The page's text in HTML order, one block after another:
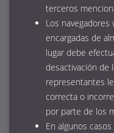
terceros
Los
encargadas de
lugar debe
desactivación de
representantes
correcta o
por parte de los
En algunos